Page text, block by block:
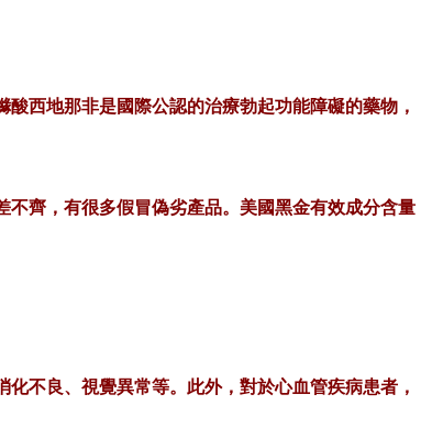
西地那非是國際公認的治療勃起功能障礙的藥物，
齊，有很多假冒偽劣產品。美國黑金有效成分含量
不良、視覺異常等。此外，對於心血管疾病患者，